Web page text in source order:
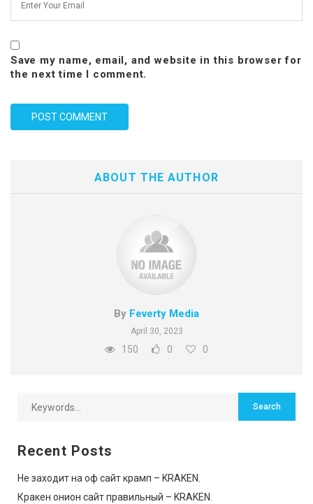
Save my name, email, and website in this browser for
the next time I comment.
ABOUT THE AUTHOR
By Feverty Media
April 30, 2023
150 0 0
Recent Posts
Не заходит на оф сайт крамп – KRAKEN.
Кракен онион сайт правильный – KRAKEN.